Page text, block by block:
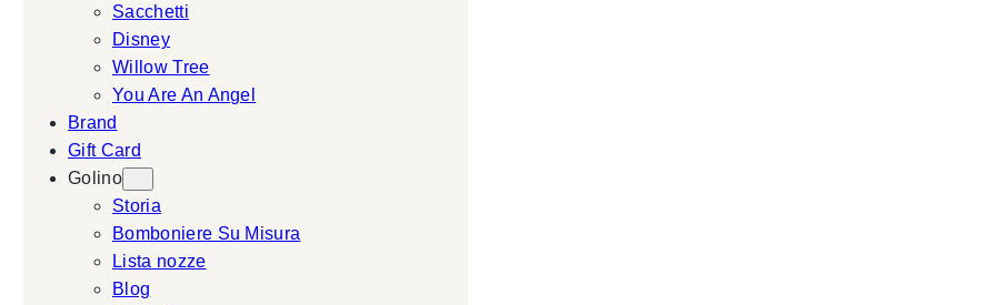
Sacchetti
Disney
Willow Tree
You Are An Angel
Brand
Gift Card
Golino
Storia
Bomboniere Su Misura
Lista nozze
Blog